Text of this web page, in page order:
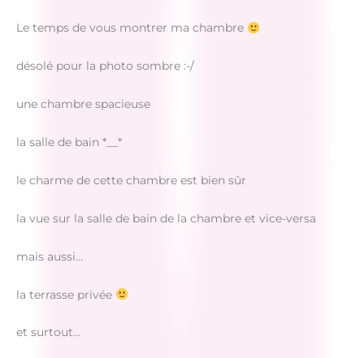
Le temps de vous montrer ma chambre
désolé pour la photo sombre :-/
une chambre spacieuse
la salle de bain *__*
le charme de cette chambre est bien sûr
la vue sur la salle de bain de la chambre et vice-versa
mais aussi…
la terrasse privée
et surtout…